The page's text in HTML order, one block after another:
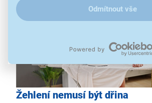
Odmítnout vše
Žehlení nemusí být dřina